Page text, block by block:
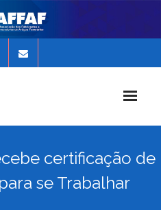
certificação de
se Trabalhar